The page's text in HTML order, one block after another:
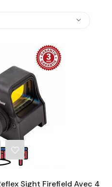
Sight Firefield Avec 4